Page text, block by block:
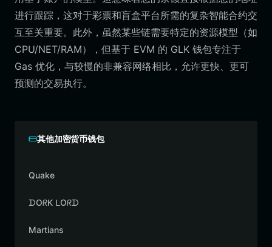
进行跟踪，这对于彩票和盲盒平台所需的复杂智能合约交
互至关重要。此外，虽然某些链需要特定的资源模型（如
CPU/NET/RAM），但基于 EVM 的 GLK 钱包专注于
Gas 优化，与较慢的非兼容网络相比，允许更快、更可
预测的交易执行。
其他加密货币钱包
Quake
ᗪOᖇK ᒪOᖇᗪ
Martians